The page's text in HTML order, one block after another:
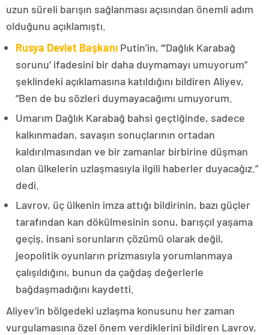
uzun süreli barışın sağlanması açısından önemli adım
olduğunu açıklamıştı.
Rusya Devlet Başkanı Putin’in, “‘Dağlık Karabağ
sorunu’ ifadesini bir daha duymamayı umuyorum”
şeklindeki açıklamasına katıldığını bildiren Aliyev,
“Ben de bu sözleri duymayacağımı umuyorum.
Umarım Dağlık Karabağ bahsi geçtiğinde, sadece
kalkınmadan, savaşın sonuçlarının ortadan
kaldırılmasından ve bir zamanlar birbirine düşman
olan ülkelerin uzlaşmasıyla ilgili haberler duyacağız.”
dedi.
Lavrov, üç ülkenin imza attığı bildirinin, bazı güçler
tarafından kan dökülmesinin sonu, barışçıl yaşama
geçiş, insani sorunların çözümü olarak değil,
jeopolitik oyunların prizmasıyla yorumlanmaya
çalışıldığını, bunun da çağdaş değerlerle
bağdaşmadığını kaydetti.
Aliyev’in bölgedeki uzlaşma konusunu her zaman
vurgulamasına özel önem verdiklerini bildiren Lavrov,